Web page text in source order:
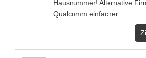
Hausnummer! Alternative
Qualcomm einfacher.